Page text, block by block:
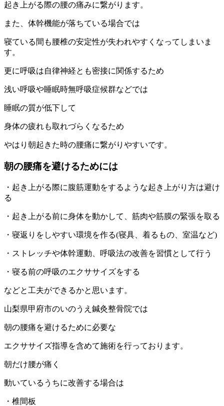
起き上がる際の腰の痛みに繋がります。
また、体幹機能が落ちている場合では
寝ている間も腰椎の安定性が失われやすくなってしまいま
す。
更に呼吸は自律神経とも密接に関係するため
浅い呼吸や睡眠時無呼吸症候群などでは
睡眠の質が低下して
身体の疲れも取れづらくなるため
やはり朝起きた時の腰痛に繋がりやすいです。
朝の腰痛を避けるためには
・起き上がる際に腹筋運動をするような起き上がり方は避け
る
・起き上がる前に身体を動かして、筋肉や筋膜の緊張を取る
・寝返りをしやすい環境を作る(寝具、着るもの、室温など)
・ストレッチや体幹運動、呼吸法の改善を習慣として行う
・寝る前の呼吸のエクササイズをする
などと工夫ができるかと思います。
山梨県甲府市のいのうえ鍼灸整骨院では
朝の腰痛を避けるために必要な
エクササイズ指導を含めて施術を行っております。
朝だけ腰が痛く
動いているうちに改善する場合は
・椎間板